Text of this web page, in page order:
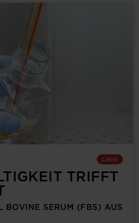
Labor
TRIFFT
BOVINE SERUM (FBS) AUS